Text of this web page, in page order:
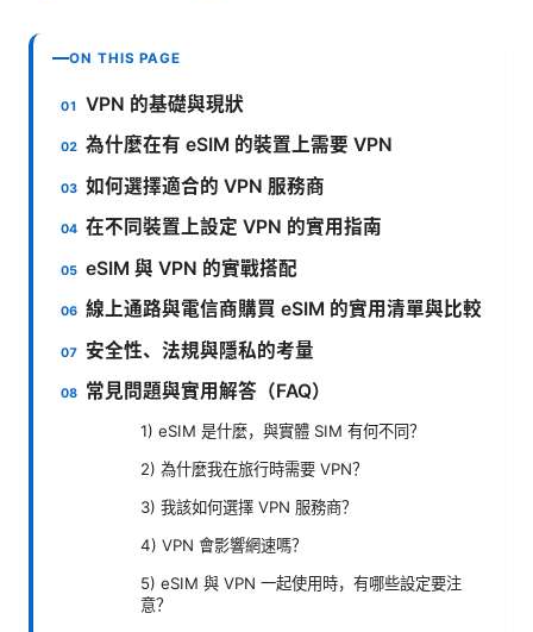
ON THIS PAGE
VPN 的基礎與現狀
為什麼在有 eSIM 的裝置上需要 VPN
如何選擇適合的 VPN 服務商
在不同裝置上設定 VPN 的實用指南
eSIM 與 VPN 的實戰搭配
線上通路與電信商購買 eSIM 的實用清單與比較
安全性、法規與隱私的考量
常見問題與實用解答（FAQ）
1) eSIM 是什麼，與實體 SIM 有何不同？
2) 為什麼我在旅行時需要 VPN？
3) 我該如何選擇 VPN 服務商？
4) VPN 會影響網速嗎？
5) eSIM 與 VPN 一起使用時，有哪些設定要注
意？